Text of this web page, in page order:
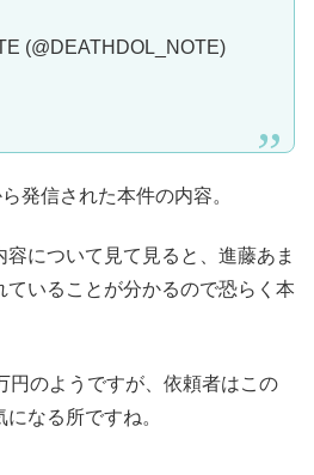
(@DEATHDOL_NOTE)
発信された本件の内容。
について見て見ると、進藤あま
ていることが分かるので恐らく本
円のようですが、依頼者はこの
なる所ですね。